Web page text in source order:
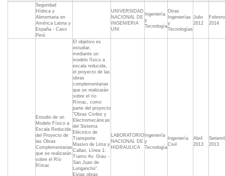
Seguridad
Hídrica y
Alimentaria en
América Latina y
España - Caso
Perú
UNIVERSIDAD
NACIONAL DE
INGENIERIA
UNI
Ingeniería
y
Tecnología
Otras
Ingenierías
y
Tecnologías
Julio
2012
Febrero
2014
Estudio de un
Modelo Físico a
Escala Reducida
del Proyecto de
las Obras
Complementarias
que se realizarán
sobre el Río
Rímac
El objetivo es
estudiar,
mediante un
modelo físico a
escala reducida,
el proyecto de las
obras
complementarias
que se realizarán
sobre el río
Rímac, como
parte del proyecto
"Obras Civiles y
Electromecánicas
del Sistema
Eléctrico de
Transporte
Masivo de Lima y
Callao, Línea 1:
Tramo Av. Grau -
San Juan de
Lurigancho".
Estas obras
LABORATORIO
NACIONAL DE
HIDRAULICA
Ingeniería
y
Tecnología
Ingeniería
Civil
Abril
2013
2013